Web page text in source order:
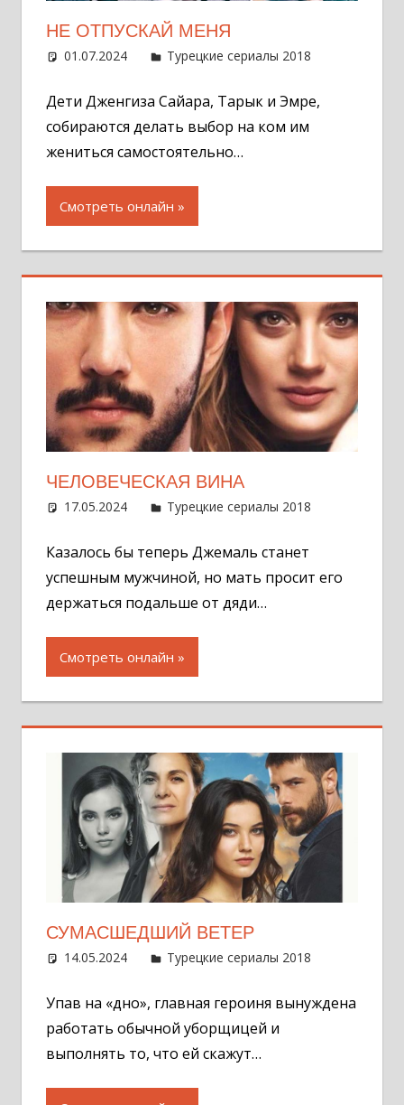
НЕ ОТПУСКАЙ МЕНЯ
01.07.2024 Администратор
Турецкие сериалы 2018
Дети Дженгиза Сайара, Тарык и Эмре,
собираются делать выбор на ком им
жениться самостоятельно…
Смотреть онлайн
ЧЕЛОВЕЧЕСКАЯ ВИНА
17.05.2024 Администратор
Турецкие сериалы 2018
Казалось бы теперь Джемаль станет
успешным мужчиной, но мать просит его
держаться подальше от дяди…
Смотреть онлайн
СУМАСШЕДШИЙ ВЕТЕР
14.05.2024 Администратор
Турецкие сериалы 2018
Упав на «дно», главная героиня вынуждена
работать обычной уборщицей и
выполнять то, что ей скажут…